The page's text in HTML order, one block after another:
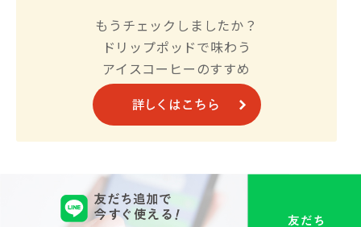
もうチェックしましたか？
ドリップポッドで味わう
アイスコーヒーのすすめ